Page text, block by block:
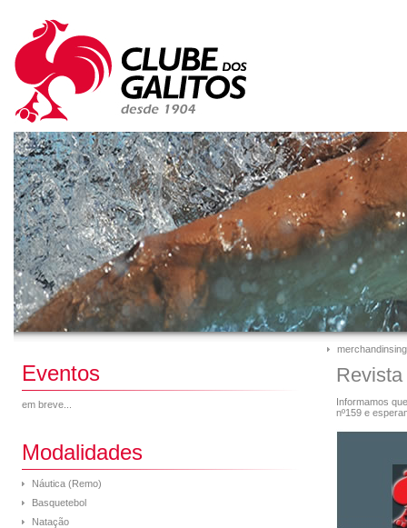
Eventos
em breve...
Modalidades
Náutica (Remo)
Basquetebol
Natação
merchandinsing
Informamos
nº159 e